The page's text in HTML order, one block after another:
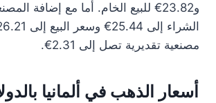
و23.82€ للبيع الخام. أما مع إضافة
مصنعية تقديرية تصل إلى 2.31€.
أسعار الذهب في ألمانيا